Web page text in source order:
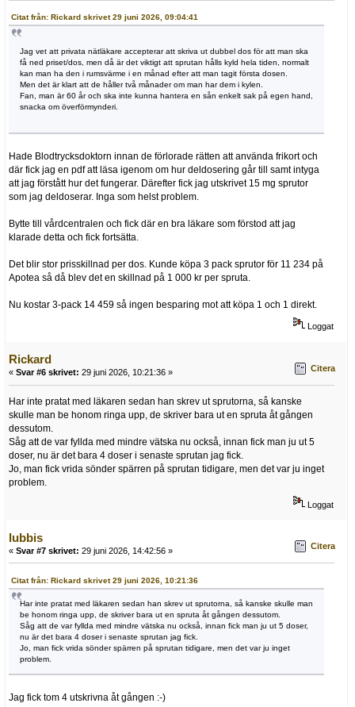
Citat från: Rickard skrivet 29 juni 2026, 09:04:41
Jag vet att privata nätläkare accepterar att skriva ut dubbel dos för att man ska
få ned priset/dos, men då är det viktigt att sprutan hålls kyld hela tiden, normalt
kan man ha den i rumsvärme i en månad efter att man tagit första dosen.
Men det är klart att de håller två månader om man har dem i kylen.
Fan, man är 60 år och ska inte kunna hantera en sån enkelt sak på egen hand,
snacka om överförmynderi.
Hade Blodtrycksdoktorn innan de förlorade rätten att använda frikort och
där fick jag en pdf att läsa igenom om hur deldosering går till samt intyga
att jag förstått hur det fungerar. Därefter fick jag utskrivet 15 mg sprutor
som jag deldoserar. Inga som helst problem.
Bytte till vårdcentralen och fick där en bra läkare som förstod att jag
klarade detta och fick fortsätta.
Det blir stor prisskillnad per dos. Kunde köpa 3 pack sprutor för 11 234 på
Apotea så då blev det en skillnad på 1 000 kr per spruta.
Nu kostar 3-pack 14 459 så ingen besparing mot att köpa 1 och 1 direkt.
Loggat
Rickard
« Svar #6 skrivet: 29 juni 2026, 10:21:36 » Citera
Har inte pratat med läkaren sedan han skrev ut sprutorna, så kanske
skulle man be honom ringa upp, de skriver bara ut en spruta åt gången
dessutom.
Såg att de var fyllda med mindre vätska nu också, innan fick man ju ut 5
doser, nu är det bara 4 doser i senaste sprutan jag fick.
Jo, man fick vrida sönder spärren på sprutan tidigare, men det var ju inget
problem.
Loggat
lubbis
« Svar #7 skrivet: 29 juni 2026, 14:42:56 » Citera
Citat från: Rickard skrivet 29 juni 2026, 10:21:36
Har inte pratat med läkaren sedan han skrev ut sprutorna, så kanske skulle man
be honom ringa upp, de skriver bara ut en spruta åt gången dessutom.
Såg att de var fyllda med mindre vätska nu också, innan fick man ju ut 5 doser,
nu är det bara 4 doser i senaste sprutan jag fick.
Jo, man fick vrida sönder spärren på sprutan tidigare, men det var ju inget
problem.
Jag fick tom 4 utskrivna åt gången :-)